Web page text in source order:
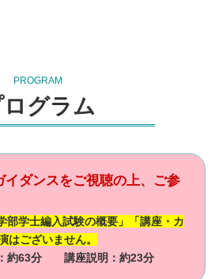
PROGRAM
ログラム
イダンスをご視聴の上、ご参
部学士編入試験の概要」「講座・カ
はございません。
約63分 講座説明：約23分